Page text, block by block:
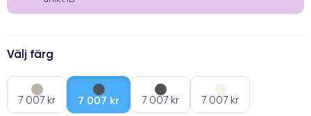
Välj färg
7 007 kr 7 007 kr 7 007 kr 7 007 kr